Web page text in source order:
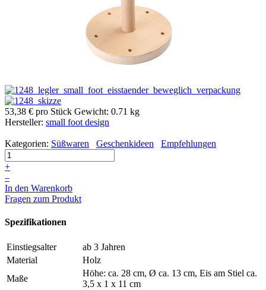
53,38 € pro Stück Gewicht: 0.71 kg
Hersteller: small foot design
Kategorien: Süßwaren Geschenkideen Empfehlungen
+
–
In den Warenkorb
Fragen zum Produkt
Spezifikationen
Einstiegsalter
ab 3 Jahren
Material
Holz
Maße
Höhe: ca. 28 cm, Ø ca. 13 cm, Eis am Stiel ca.
3,5 x 1 x 11 cm